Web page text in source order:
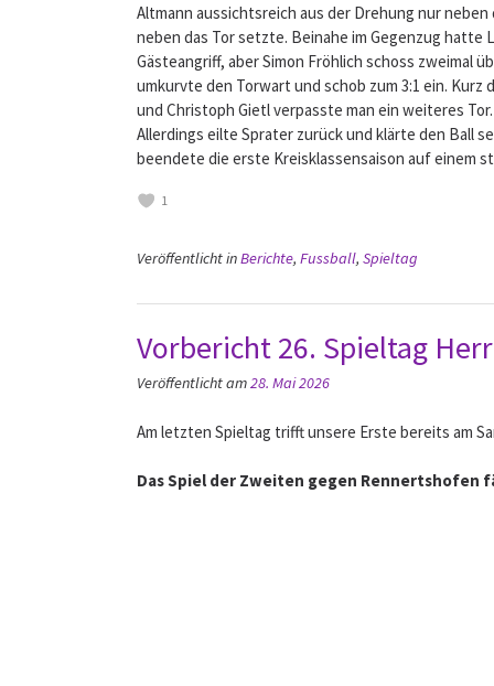
Altmann aussichtsreich aus der Drehung nur
neben das Tor setzte. Beinahe im Gegenzug hatte
Gästeangriff, aber Simon Fröhlich schoss zweimal
umkurvte den Torwart und schob zum 3:1 ein. Kurz
und Christoph Gietl verpasste man ein weiteres
Allerdings eilte Sprater zurück und klärte den Ball
beendete die erste Kreisklassensaison auf einem
1
Veröffentlicht inBerichte, Fussball, Spieltag
Vorbericht 26. Spieltag
Veröffentlicht am28. Mai 2026
Am letzten Spieltag trifft unsere Erste bereits am
Das Spiel der Zweiten gegen Rennertshofen